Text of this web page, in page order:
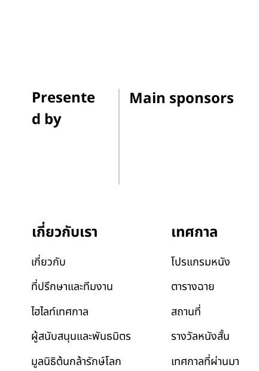
Presente
d by
Main sponsors
เกี่ยวกับเรา
เกี่ยวกับ
ที่ปรึกษาและทีมงาน
ไฮไลท์เทศกาล
ผู้สนับสนุนและพันธมิตร
มูลนิธิต้นกล้ารักษ์โลก
เทศกาล
โปรแกรมหนัง
ตารางฉาย
สถานที่
รางวัลหนังสั้น
เทศกาลที่ผ่านมา